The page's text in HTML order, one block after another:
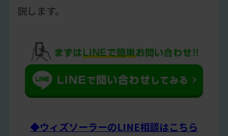
説します。
◆ウィズソーラーのLINE相談はこちら